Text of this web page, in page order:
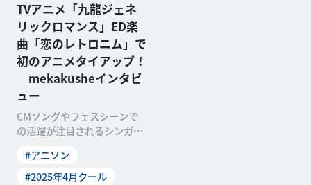
TVアニメ「九龍ジェネ
リックロマンス」ED楽
曲「恋のレトロニム」で
初のアニメタイアップ！
mekakusheインタビ
ュー
CMソングやフェスシーンで
の活躍が注目されるシンガー
e。彼女にとって初のアニメ
タイアップとなるTVアニメ
#アニソン
#2025年4月クール